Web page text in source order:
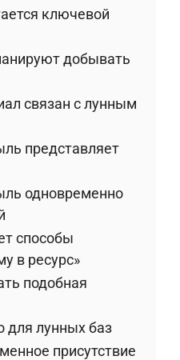
ключевой
добывать
связан с лунным
представляет
одновременно
способы
в ресурс»
подобная
для лунных баз
присутствие